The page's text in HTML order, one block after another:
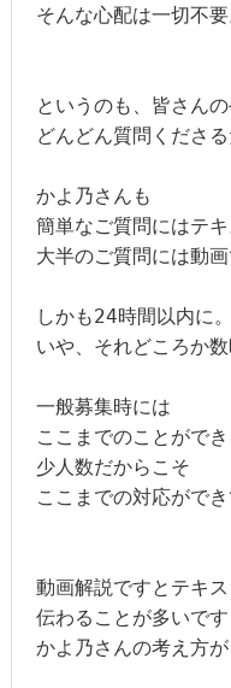
そんな心配は一切不要
というのも、皆さん
どんどん質問くださる
かよ乃さんも
簡単なご質問にはテ
大半のご質問には動
しかも24時間以内に。
いや、それどころか数
一般募集時には
ここまでのことがで
少人数だからこそ
ここまでの対応ができ
動画解説ですとテキ
伝わることが多いです
かよ乃さんの考え方